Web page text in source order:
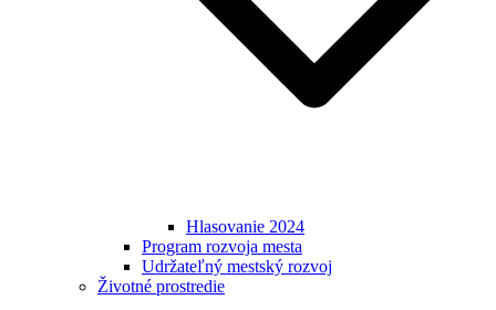
Hlasovanie 2024
Program rozvoja mesta
Udržateľný mestský rozvoj
Životné prostredie